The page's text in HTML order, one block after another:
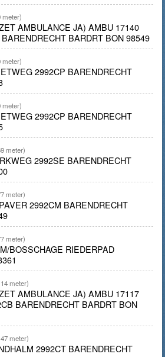
meter)
AMBULANCE JA) AMBU 17140
BARDRT BON 98549
meter)
2992CP BARENDRECHT
meter)
2992CP BARENDRECHT
meter)
2992SE BARENDRECHT
meter)
2992CM BARENDRECHT
meter)
BOSSCHAGE RIEDERPAD
meter)
AMBULANCE JA) AMBU 17117
BARENDRECHT BARDRT BON
meter)
2992CT BARENDRECHT